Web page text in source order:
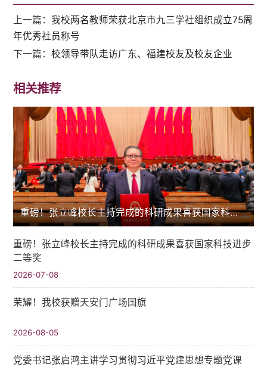
上一篇：我校两名教师荣获北京市九三学社组织成立75周
年优秀社员称号
下一篇：校领导带队走访广东、福建校友及校友企业
相关推荐
重磅！张立峰校长主持完成的科研成果喜获国家科技进步二等奖
重磅！张立峰校长主持完成的科研成果喜获国家科技进步
二等奖
2026-07-08
荣耀！我校获赠天安门广场国旗
2026-08-05
党委书记张启鸿主讲学习贯彻习近平党建思想专题党课